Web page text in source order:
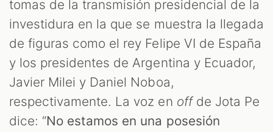
tomas de la transmisión presidencial de la
investidura en la que se muestra la llegada
de figuras como el rey Felipe VI de España
y los presidentes de Argentina y Ecuador,
Javier Milei y Daniel Noboa,
respectivamente. La voz en offde Jota Pe
dice: “No estamos en una posesión